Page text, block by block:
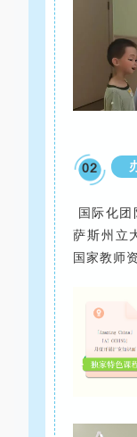
02
国际化
萨斯州立
国家教师